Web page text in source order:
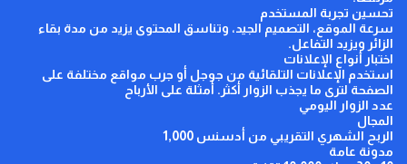
تحسين تجربة المستخدم
سرعة الموقع، التصميم الجيد، وتناسق المحتوى يزيد من مدة بقاء
الزائر ويزيد التفاعل.
اختبار أنواع الإعلانات
استخدم الإعلانات التلقائية من جوجل أو جرب مواقع مختلفة على
الصفحة لترى ما يجذب الزوار أكثر. أمثلة على الأرباح
عدد الزوار اليومي
المجال
الربح الشهري التقريبي من أدسنس 1,000
مدونة عامة